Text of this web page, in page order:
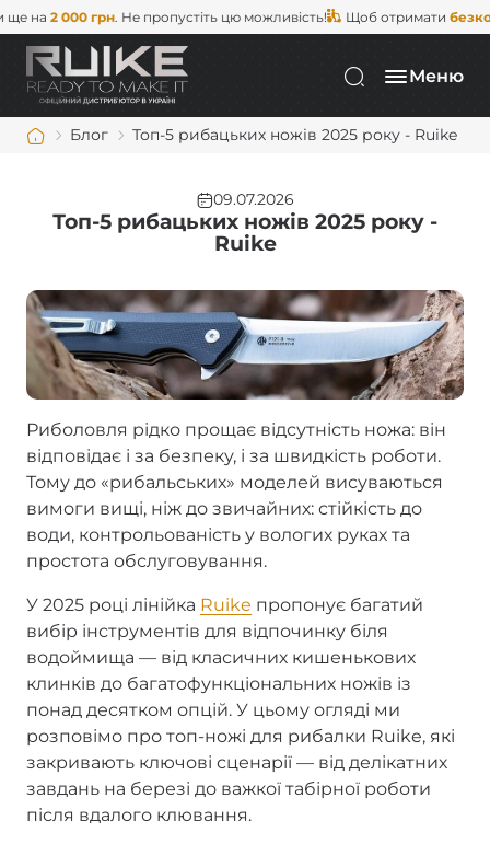
грн . Не пропустіть цю можливість! Щоб отриматибезкоштовну
Меню
Блог Топ-5 рибацьких ножів 2025 року - Ruike
09.07.2026
Топ-5 рибацьких ножів 2025 року -
Ruike
Риболовля рідко прощає відсутність ножа: він
відповідає і за безпеку, і за швидкість роботи.
Тому до «рибальських» моделей висуваються
вимоги вищі, ніж до звичайних: стійкість до
води, контрольованість у вологих руках та
простота обслуговування.
У 2025 році лінійка Ruike пропонує багатий
вибір інструментів для відпочинку біля
водоймища — від класичних кишенькових
клинків до багатофункціональних ножів із
понад десятком опцій. У цьому огляді ми
розповімо про топ-ножі для рибалки Ruike, які
закривають ключові сценарії — від делікатних
завдань на березі до важкої табірної роботи
після вдалого клювання.